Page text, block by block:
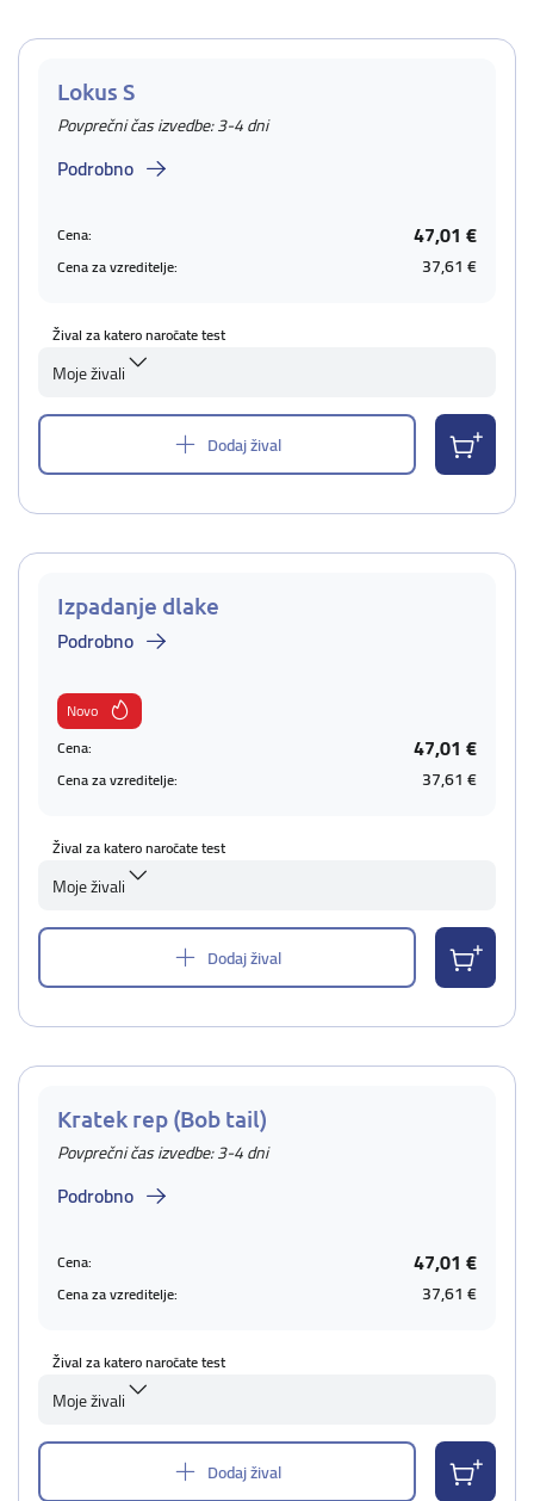
Lokus S
Povprečni čas izvedbe: 3-4 dni
Podrobno
Cena: 47,01 €
Cena za vzreditelje: 37,61 €
Žival za katero naročate test
Moje živali
Dodaj žival
Izpadanje dlake
Podrobno
Novo
Cena:
47,01 €
Cena za vzreditelje: 37,61 €
Žival za katero naročate test
Moje živali
Dodaj žival
Kratek rep (Bob tail)
Povprečni čas izvedbe: 3-4 dni
Podrobno
Cena: 47,01 €
Cena za vzreditelje: 37,61 €
Žival za katero naročate test
Moje živali
Dodaj žival